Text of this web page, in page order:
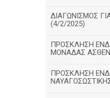
ΔΙΑΓΩΝΙΣΜΟΣ
(4/2/2025)
ΠΡΟΣΚΛΗΣΗ
ΜΟΝΑΔΑΣ
ΠΡΟΣΚΛΗΣΗ